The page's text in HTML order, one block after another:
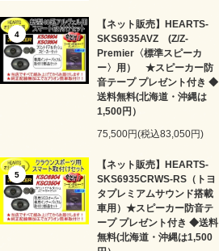
4
【ネット販売】HEARTS-
SKS6935AVZ (Z/Z-
Premier〈標準スピーカ
ー〉用） ★スピーカー防
音テープ プレゼント付き ◆
送料無料(北海道・沖縄は
1,500円）
75,500円(税込83,050円)
5
【ネット販売】HEARTS-
SKS6935CRWS-RS（トヨ
タプレミアムサウンド搭載
車用）★スピーカー防音テ
ープ プレゼント付き ◆送料
無料(北海道・沖縄は1,500